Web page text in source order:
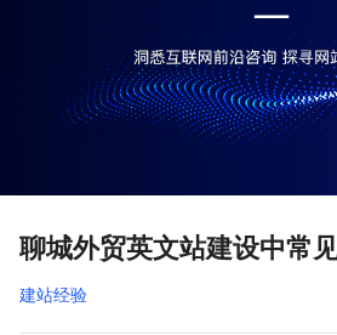
聊城外贸英文站建设中常
建站经验